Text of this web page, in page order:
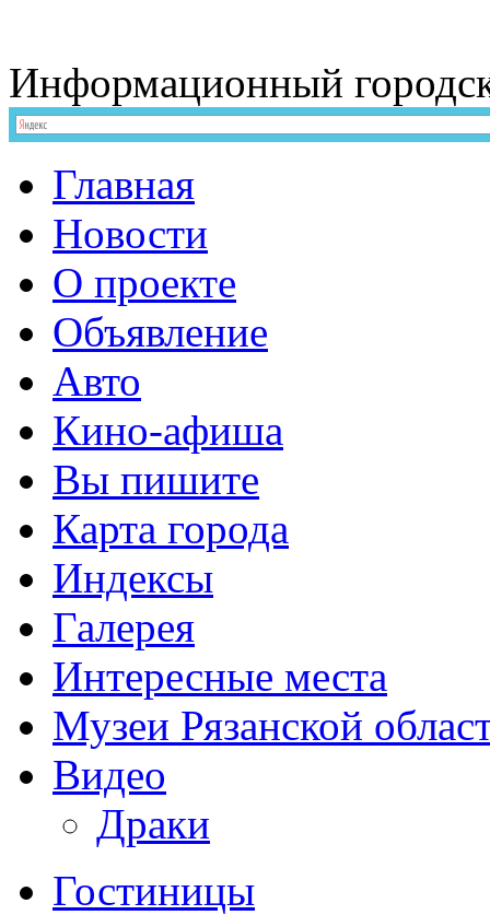
Информационный
Главная
Новости
О проекте
Объявление
Авто
Кино-афиша
Вы пишите
Карта города
Индексы
Галерея
Интересные места
Музеи Рязанской
Видео
Драки
Гостиницы